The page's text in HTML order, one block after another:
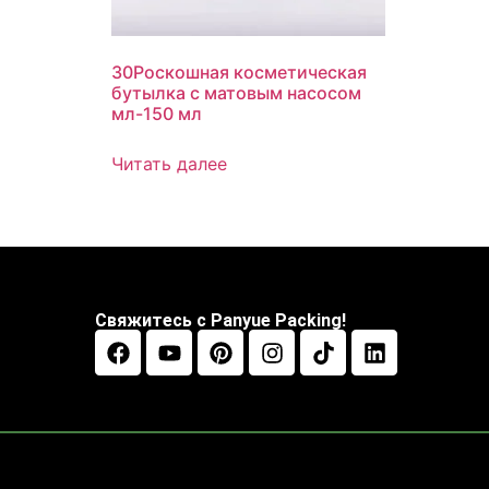
30Роскошная косметическая
бутылка с матовым насосом
мл-150 мл
Читать далее
Свяжитесь с Panyue Packing!